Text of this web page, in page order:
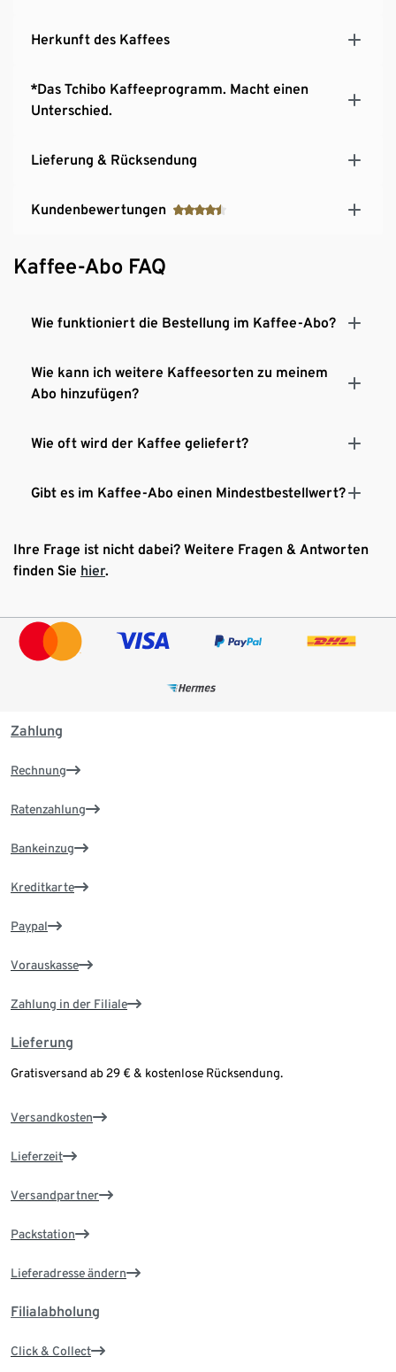
Herkunft des Kaffees
*Das Tchibo Kaffeeprogramm. Macht einen
Unterschied.
Lieferung & Rücksendung
Kundenbewertungen
Kaffee-Abo FAQ
Wie funktioniert die Bestellung im Kaffee-Abo?
Wie kann ich weitere Kaffeesorten zu meinem
Abo hinzufügen?
Wie oft wird der Kaffee geliefert?
Gibt es im Kaffee-Abo einen Mindestbestellwert?
Ihre Frage ist nicht dabei? Weitere Fragen & Antworten
finden Sie hier.
Zahlung
Rechnung
Ratenzahlung
Bankeinzug
Kreditkarte
Paypal
Vorauskasse
Zahlung in der Filiale
Lieferung
Gratisversand ab 29 € & kostenlose Rücksendung.
Versandkosten
Lieferzeit
Versandpartner
Packstation
Lieferadresse ändern
Filialabholung
Click & Collect